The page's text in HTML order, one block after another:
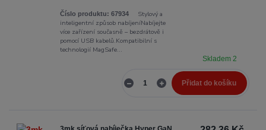
Číslo produktu: 67934Stylový a
inteligentní způsob nabíjeníNabíjejte
více zařízení současně – bezdrátově i
pomocí USB kabelů.Kompatibilní s
technologií MagSafe...
Skladem 2
Přidat do košíku